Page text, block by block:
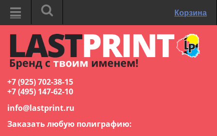
Корзина
+7 (925) 702-38-15
+7 (495) 147-62-10
info@lastprint.ru
Заказать любую полиграфию: